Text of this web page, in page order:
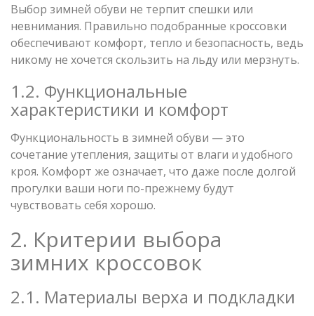
Выбор зимней обуви не терпит спешки или
невнимания. Правильно подобранные кроссовки
обеспечивают комфорт, тепло и безопасность, ведь
никому не хочется скользить на льду или мерзнуть.
1.2. Функциональные
характеристики и комфорт
Функциональность в зимней обуви — это
сочетание утепления, защиты от влаги и удобного
кроя. Комфорт же означает, что даже после долгой
прогулки ваши ноги по-прежнему будут
чувствовать себя хорошо.
2. Критерии выбора
зимних кроссовок
2.1. Материалы верха и подкладки